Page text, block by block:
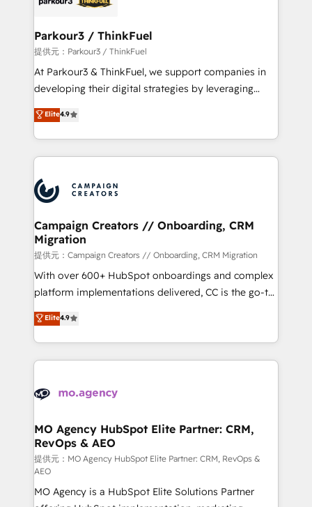
companies scale faster and smarter. 🔹 BOOMS:
Demand generation for all your buyers With BOOMS,
you invest in 100% of your buyers, accelerating your
growth and positioning yourself as an undisputed
transformation process A methodology designed to
implement HubSpot effectively and optimize your
record of business transformation, our growth-first
approach has helped brands dominate their
Parkour3 / ThinkFuel
提供元：Parkour3 / ThinkFuel
At Parkour3 & ThinkFuel, we support companies in
developing their digital strategies by leveraging
technologies and automating their marketing and
sales processes to generate growth. Our offer spans
from Strategy to Operations. We specialize in CRM
onboarding and implementation, web design, sales
extensive experience working with tech companies
and manufacturers since 2002, we are committed to
empowering our clients and developing their
autonomy. Get to grips with HubSpot through
guided implementation and seamless integration of
the CRM platform into your digital ecosystem. Would
you like support in deploying your inbound
to your needs and sales objectives. With 125+
certifications, we are part of the most certified
services are offered in both English & French.
Elite4.9
Campaign Creators // Onboarding, CRM
Migration
提供元：Campaign Creators // Onboarding, CRM Migration
With over 600+ HubSpot onboardings and complex
platform implementations delivered, CC is the go-to
Elite Solutions Partner for businesses ready to
migrate, replatform, and scale smarter. We specialize
in high-impact CRM and CMS migrations and
onboarding from platforms like Salesforce, NetSuite,
WordPress and legacy CRMs, turning fragmented
architectures that accelerate revenue operations and
performance. - Multi-object CRM migration, cleanup,
and implementation. - Pre-built and custom
integrations across your full tech stack. - Custom
object setup, CMS builds, and full-funnel automation.
Elite4.9
MO Agency HubSpot Elite Partner: CRM,
RevOps & AEO
提供元：MO Agency HubSpot Elite Partner: CRM, RevOps &
AEO
MO Agency is a HubSpot Elite Solutions Partner